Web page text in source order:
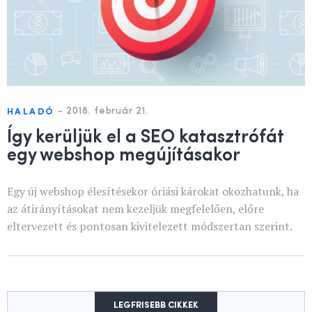
HALADÓ - 2018. február 21.
Így kerüljük el a SEO katasztrófát
egy webshop megújításakor
Egy új webshop élesítésekor óriási károkat okozhatunk, ha
az átirányításokat nem kezeljük megfelelően, előre
eltervezett és pontosan kivitelezett módszertan szerint.
LEGFRISEBB CIKKEK